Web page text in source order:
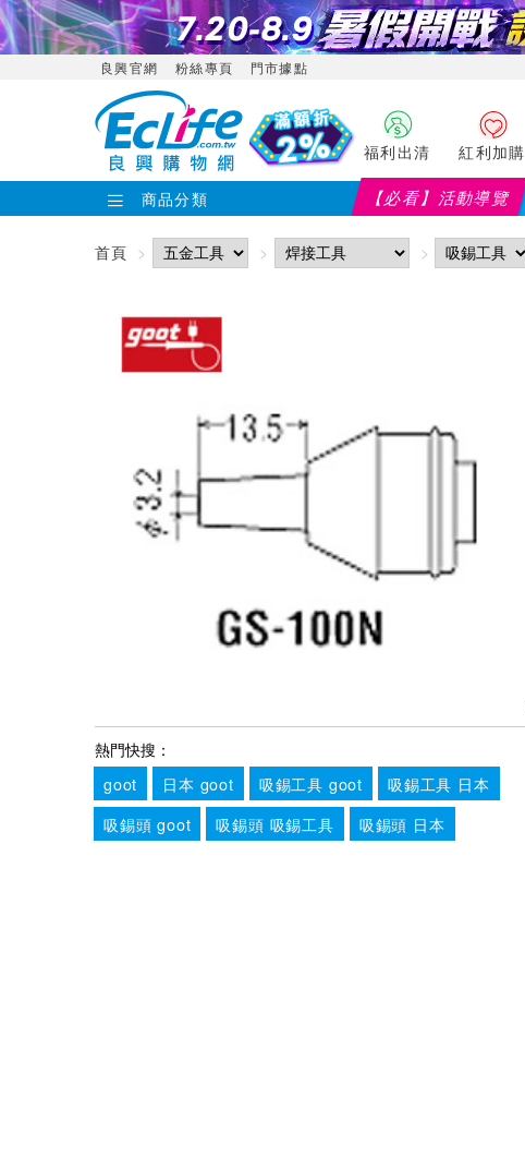
良興官網 粉絲專頁 門市據點
福利出清 紅利加購
商品分類 【必看】活動導覽
首頁
熱門快搜：
goot
日本 goot 吸錫工具 goot
吸錫工具 日本
吸錫頭 goot
吸錫頭 吸錫工具 吸錫頭 日本